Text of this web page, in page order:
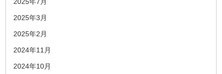
2025年3月
2025年2月
2024年11月
2024年10月